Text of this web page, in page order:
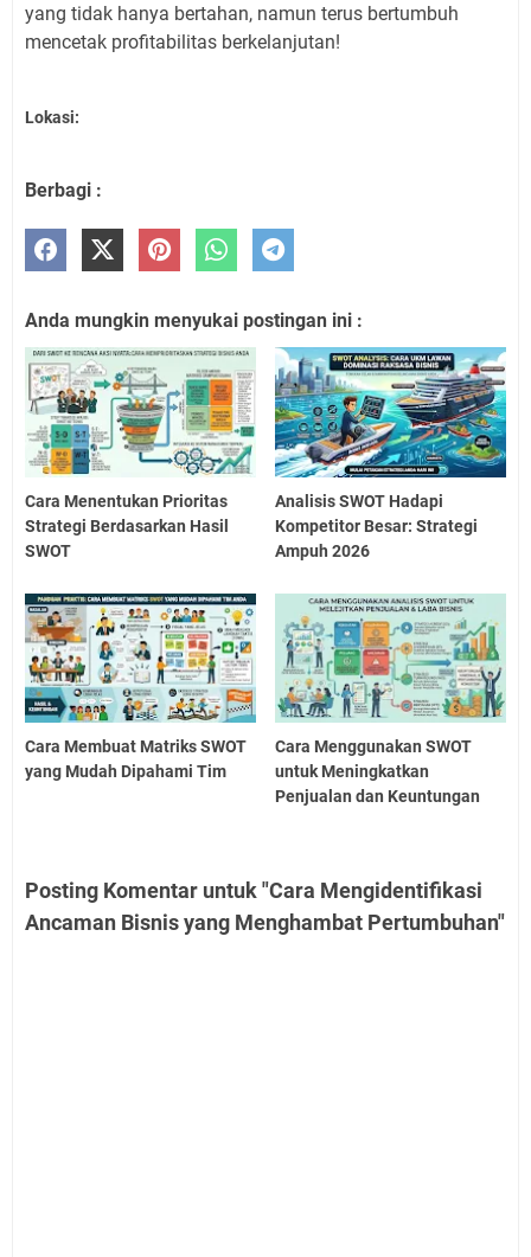
yang tidak hanya bertahan, namun terus bertumbuh
mencetak profitabilitas berkelanjutan!
Lokasi:
Berbagi :
Anda mungkin menyukai postingan ini :
Cara Menentukan Prioritas
Strategi Berdasarkan Hasil
SWOT
Analisis SWOT Hadapi
Kompetitor Besar: Strategi
Ampuh 2026
Cara Membuat Matriks SWOT
yang Mudah Dipahami Tim
Cara Menggunakan SWOT
untuk Meningkatkan
Penjualan dan Keuntungan
Posting Komentar untuk "Cara Mengidentifikasi
Ancaman Bisnis yang Menghambat Pertumbuhan"